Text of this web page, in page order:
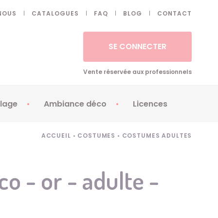
CATALOGUES FAQ BLOG CONTACT
SE CONNECTER
Vente réservée aux professionnels
Ambiance déco
Ballons
Licences
Demon Slayer
ACCUEIL • COSTUMES • COSTUMES ADULTES
- or - adulte -